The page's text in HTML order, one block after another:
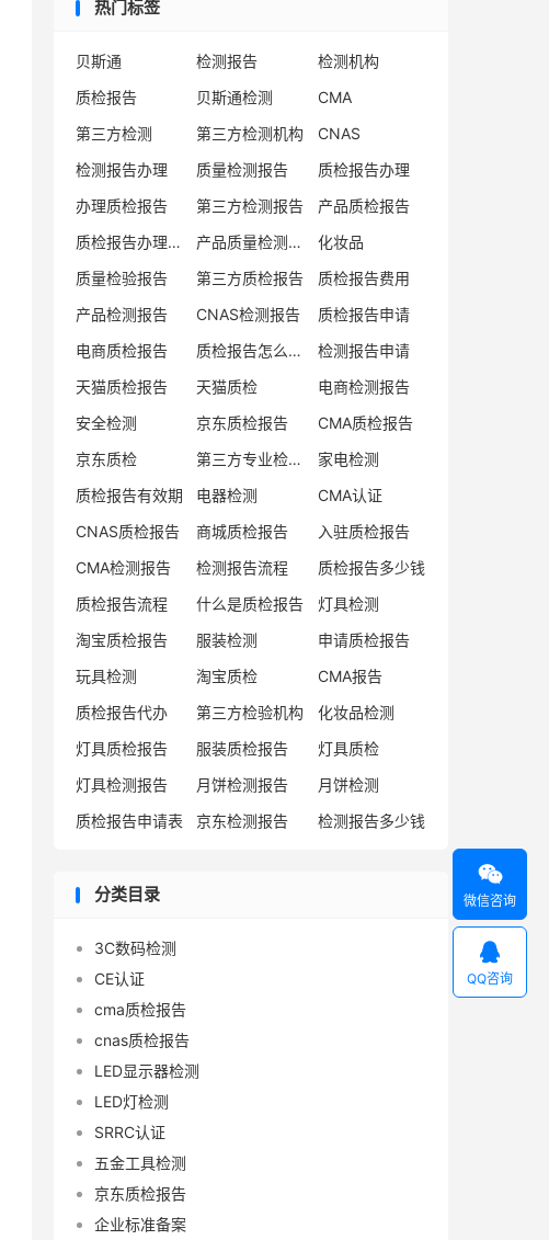
热门标签
贝斯通 检测报告
检测机构
质检报告
贝斯通检测
CMA
第三方检测
第三方检测机构
CNAS
检测报告办理
质量检测报告
质检报告办理
办理质检报告
第三方检测报告
产品质检报告
质检报告办理流程
产品质量检测报告
化妆品
质量检验报告
第三方质检报告
质检报告费用
产品检测报告
CNAS检测报告
质检报告申请
电商质检报告
质检报告怎么办理
检测报告申请
天猫质检报告
天猫质检
电商检测报告
安全检测
京东质检报告
CMA质检报告
京东质检
第三方专业检验机构
家电检测
质检报告有效期
电器检测
CMA认证
CNAS质检报告
商城质检报告
入驻质检报告
CMA检测报告
检测报告流程
质检报告多少钱
质检报告流程
什么是质检报告
灯具检测
淘宝质检报告
服装检测
申请质检报告
玩具检测
淘宝质检
CMA报告
质检报告代办
第三方检验机构
化妆品检测
灯具质检报告
服装质检报告
灯具质检
灯具检测报告
月饼检测报告
月饼检测
质检报告申请表
京东检测报告 检测报告多少钱
分类目录
3C数码检测
CE认证
cma质检报告
cnas质检报告
LED显示器检测
LED灯检测
SRRC认证
五金工具检测
京东质检报告
企业标准备案

微信咨询

QQ咨询